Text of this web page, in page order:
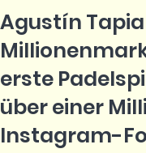
Agustín
erste
über einer
Instagram-